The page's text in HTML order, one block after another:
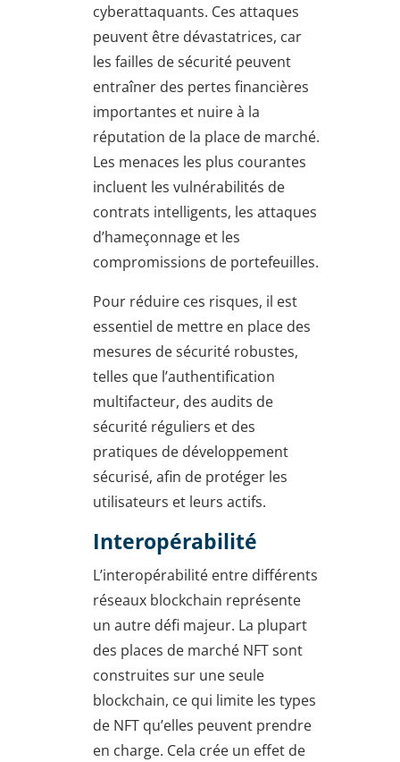
cyberattaquants. Ces attaques
peuvent être dévastatrices, car
les failles de sécurité peuvent
entraîner des pertes financières
importantes et nuire à la
réputation de la place de marché.
Les menaces les plus courantes
incluent les vulnérabilités de
contrats intelligents, les attaques
d’hameçonnage et les
compromissions de portefeuilles.
Pour réduire ces risques, il est
essentiel de mettre en place des
mesures de sécurité robustes,
telles que l’authentification
multifacteur, des audits de
sécurité réguliers et des
pratiques de développement
sécurisé, afin de protéger les
utilisateurs et leurs actifs.
Interopérabilité
L’interopérabilité entre différents
réseaux blockchain représente
un autre défi majeur. La plupart
des places de marché NFT sont
construites sur une seule
blockchain, ce qui limite les types
de NFT qu’elles peuvent prendre
en charge. Cela crée un effet de